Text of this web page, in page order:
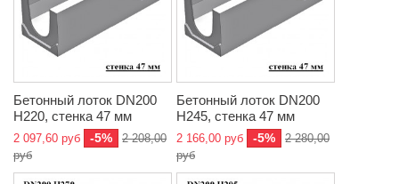
Бетонный лоток DN200
H220, стенка 47 мм
2 097,60 руб -5%
2 208,00
руб
Бетонный лоток DN200
H245, стенка 47 мм
2 166,00 руб -5%
2 280,00
руб